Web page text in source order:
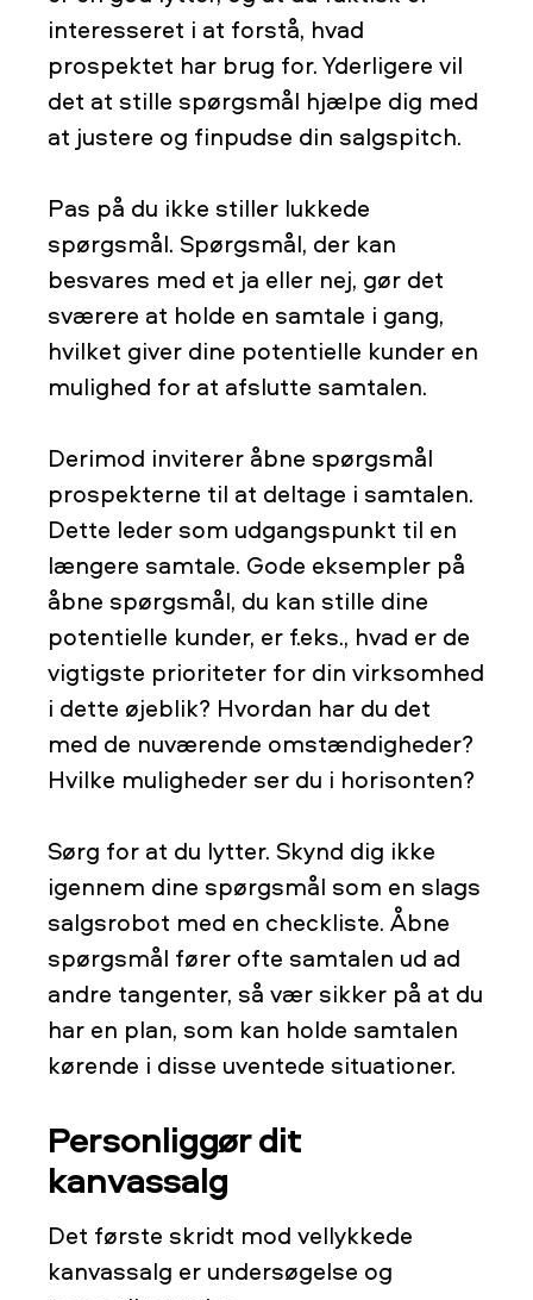
interesseret i at forstå, hvad
prospektet har brug for. Yderligere vil
det at stille spørgsmål hjælpe dig med
at justere og finpudse din salgspitch.
Pas på du ikke stiller lukkede
spørgsmål. Spørgsmål, der kan
besvares med et ja eller nej, gør det
sværere at holde en samtale i gang,
hvilket giver dine potentielle kunder en
mulighed for at afslutte samtalen.
Derimod inviterer åbne spørgsmål
prospekterne til at deltage i samtalen.
Dette leder som udgangspunkt til en
længere samtale. Gode eksempler på
åbne spørgsmål, du kan stille dine
potentielle kunder, er f.eks., hvad er de
vigtigste prioriteter for din virksomhed
i dette øjeblik? Hvordan har du det
med de nuværende omstændigheder?
Hvilke muligheder ser du i horisonten?
Sørg for at du lytter. Skynd dig ikke
igennem dine spørgsmål som en slags
salgsrobot med en checkliste. Åbne
spørgsmål fører ofte samtalen ud ad
andre tangenter, så vær sikker på at du
har en plan, som kan holde samtalen
kørende i disse uventede situationer.
Personliggør dit
kanvassalg
Det første skridt mod vellykkede
kanvassalg er undersøgelse og